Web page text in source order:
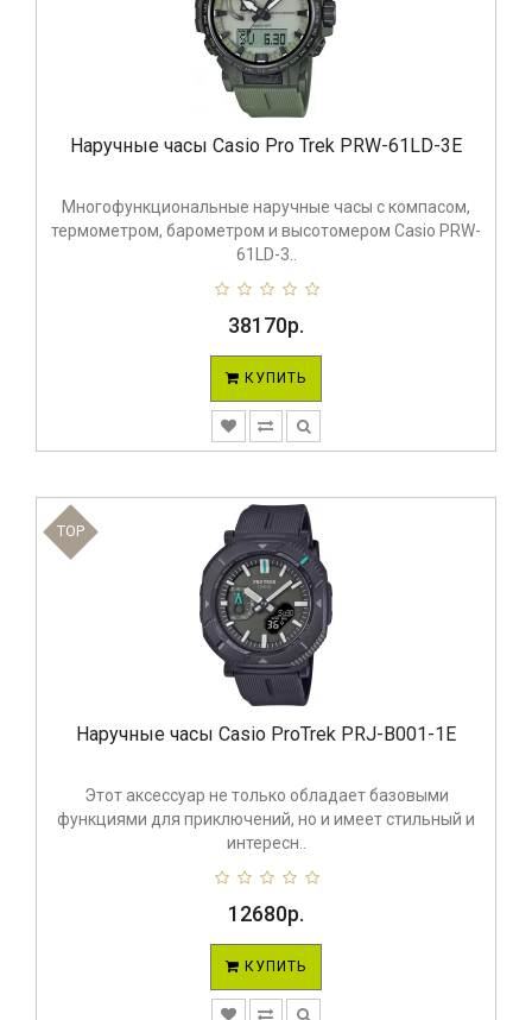
Наручные часы Casio Pro Trek PRW-61LD-3E
Многофункциональные наручные часы с компасом,
термометром, барометром и высотомером Casio PRW-
61LD-3..
38170р.
КУПИТЬ
TOP
Наручные часы Casio ProTrek PRJ-B001-1E
Этот аксессуар не только обладает базовыми
функциями для приключений, но и имеет стильный и
интересн..
12680р.
КУПИТЬ